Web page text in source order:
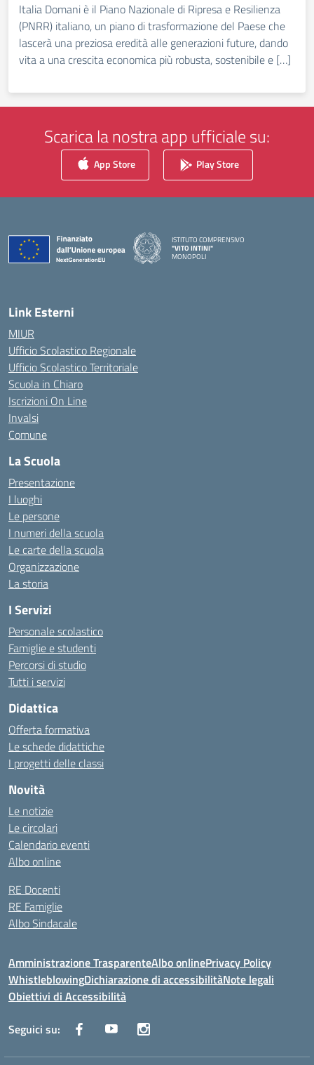
Italia Domani è il Piano Nazionale di Ripresa e Resilienza
(PNRR) italiano, un piano di trasformazione del Paese che
lascerà una preziosa eredità alle generazioni future, dando
vita a una crescita economica più robusta, sostenibile e […]
Scarica la nostra app ufficiale su:
App Store Play Store
ISTITUTO COMPRENSIVO
"VITO INTINI"
MONOPOLI
Link Esterni
MIUR
Ufficio Scolastico Regionale
Ufficio Scolastico Territoriale
Scuola in Chiaro
Iscrizioni On Line
Invalsi
Comune
La Scuola
Presentazione
I luoghi
Le persone
I numeri della scuola
Le carte della scuola
Organizzazione
La storia
I Servizi
Personale scolastico
Famiglie e studenti
Percorsi di studio
Tutti i servizi
Didattica
Offerta formativa
Le schede didattiche
I progetti delle classi
Novità
Le notizie
Le circolari
Calendario eventi
Albo online
RE Docenti
RE Famiglie
Albo Sindacale
Amministrazione TrasparenteAlbo onlinePrivacy Policy
WhistleblowingDichiarazione di accessibilitàNote legali
Obiettivi di Accessibilità
Seguici su: